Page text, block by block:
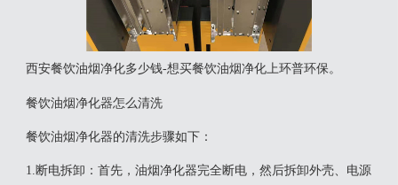
西安餐饮油烟净化多少钱-想买餐饮油烟净化上环普环保。
餐饮油烟净化器怎么清洗
‌餐饮油烟净化器的清洗步骤如下‌：‌
1‌.断电拆卸‌：首先，油烟净化器完全断电，然后拆卸外壳、电源